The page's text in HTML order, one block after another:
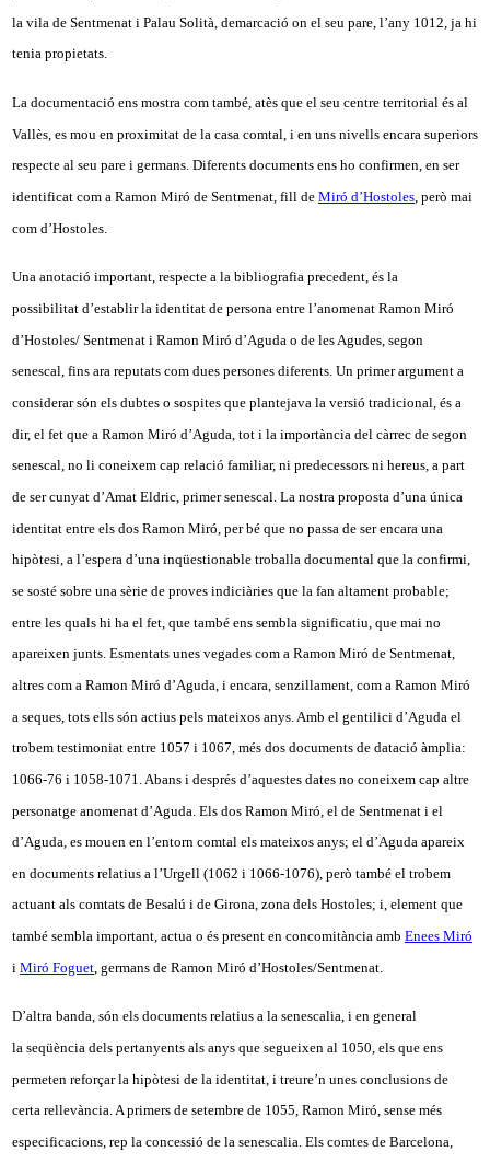
la vila de Sentmenat i Palau Solità, demarcació on el seu pare, l’any 1012, ja hi
tenia propietats.
La documentació ens mostra com també, atès que el seu centre territorial és al
Vallès, es mou en proximitat de la casa comtal, i en uns nivells encara superiors
respecte al seu pare i germans. Diferents documents ens ho confirmen, en ser
identificat com a Ramon Miró de Sentmenat, fill de Miró d’Hostoles , però mai
com d’Hostoles.
Una anotació important, respecte a la bibliografia precedent, és la
possibilitat d’establir la identitat de persona entre l’anomenat Ramon Miró
d’Hostoles/ Sentmenat i Ramon Miró d’Aguda o de les Agudes, segon
senescal, fins ara reputats com dues persones diferents. Un primer argument a
considerar són els dubtes o sospites que plantejava la versió tradicional, és a
dir, el fet que a Ramon Miró d’Aguda, tot i la importància del càrrec de segon
senescal, no li coneixem cap relació familiar, ni predecessors ni hereus, a part
de ser cunyat d’Amat Eldric, primer senescal. La nostra proposta d’una única
identitat entre els dos Ramon Miró, per bé que no passa de ser encara una
hipòtesi, a l’espera d’una inqüestionable troballa documental que la confirmi,
se sosté sobre una sèrie de proves indiciàries que la fan altament probable;
entre les quals hi ha el fet, que també ens sembla significatiu, que mai no
apareixen junts. Esmentats unes vegades com a Ramon Miró de Sentmenat,
altres com a Ramon Miró d’Aguda, i encara, senzillament, com a Ramon Miró
a seques, tots ells són actius pels mateixos anys. Amb el gentilici d’Aguda el
trobem testimoniat entre 1057 i 1067, més dos documents de datació àmplia:
1066-76 i 1058-1071. Abans i després d’aquestes dates no coneixem cap altre
personatge anomenat d’Aguda. Els dos Ramon Miró, el de Sentmenat i el
d’Aguda, es mouen en l’entorn comtal els mateixos anys; el d’Aguda apareix
en documents relatius a l’Urgell (1062 i 1066-1076), però també el trobem
actuant als comtats de Besalú i de Girona, zona dels Hostoles; i, element que
també sembla important, actua o és present en concomitància amb Enees Miró
i Miró Foguet , germans de Ramon Miró d’Hostoles/Sentmenat.
D’altra banda, són els documents relatius a la senescalia, i en general
la seqüència dels pertanyents als anys que segueixen al 1050, els que ens
permeten reforçar la hipòtesi de la identitat, i treure’n unes conclusions de
certa rellevància. A primers de setembre de 1055, Ramon Miró, sense més
especificacions, rep la concessió de la senescalia. Els comtes de Barcelona,